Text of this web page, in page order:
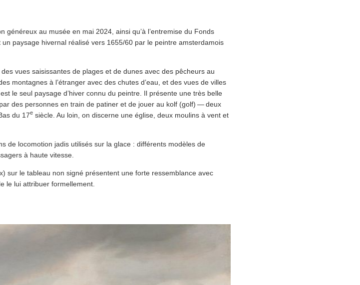
généreux au musée en mai 2024, ainsi qu’à l’entremise du Fonds
paysage hivernal réalisé vers 1655/60 par le peintre ams­ter­damois
vues sai­sis­santes de plages et de dunes avec des pêcheurs au
montagnes à l’étranger avec des chutes d’eau, et des vues de villes
le seul paysage d’hiver connu du peintre. Il présente une très belle
des personnes en train de patiner et de jouer au kolf (golf) — deux
du 17e siècle. Au loin, on discerne une église, deux moulins à vent et
de locomotion jadis utilisés sur la glace : différents modèles de
à haute vitesse.
sur le tableau non signé présentent une forte ressem­blance avec
le lui attribuer formellement.